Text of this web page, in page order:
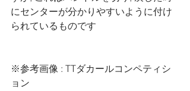
にセンターが分かりやすいように付け
られているものです
※参考画像 : TTダカールコンペティシ
ョン